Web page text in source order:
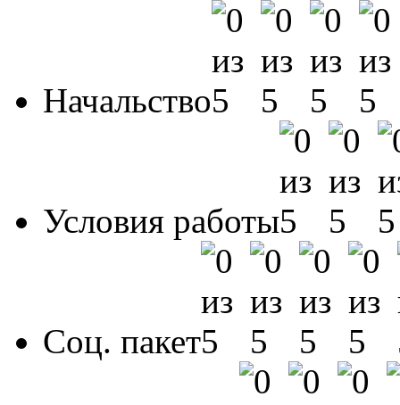
Начальство
Условия работы
Соц. пакет